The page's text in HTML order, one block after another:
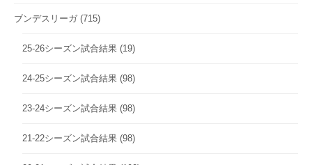
ブンデスリーガ (715)
25-26シーズン試合結果 (19)
24-25シーズン試合結果 (98)
23-24シーズン試合結果 (98)
21-22シーズン試合結果 (98)